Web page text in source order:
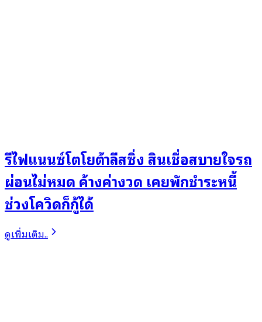
รีไฟแนนซ์โตโยต้าลีสซิ่ง สินเชื่อสบายใจรถ
ผ่อนไม่หมด ค้างค่างวด เคยพักชำระหนี้
ช่วงโควิดก็กู้ได้
ดูเพิ่มเติม..